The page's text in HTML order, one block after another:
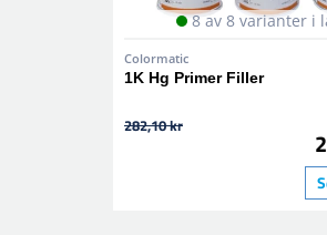
8 av 8 varianter i
Colormatic
1K Hg Primer Filler
282,10 kr